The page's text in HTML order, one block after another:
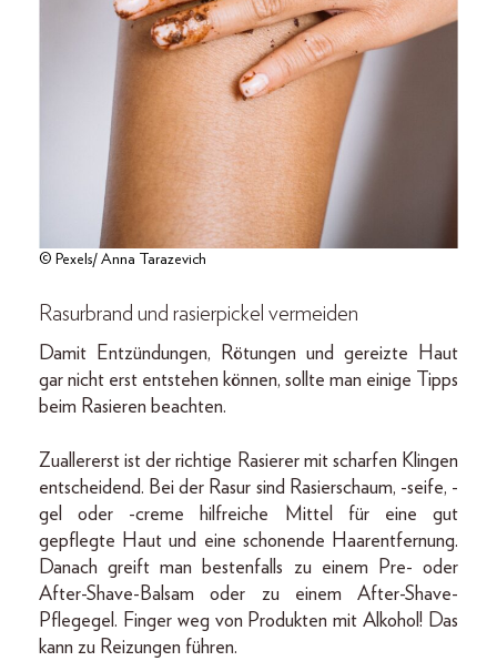
© Pexels/ Anna Tarazevich
Rasurbrand und rasierpickel vermeiden
Damit Entzündungen, Rötungen und gereizte Haut
gar nicht erst entstehen können, sollte man einige Tipps
beim Rasieren beachten.
Zuallererst ist der richtige Rasierer mit scharfen Klingen
entscheidend. Bei der Rasur sind Rasierschaum, -seife, -
gel oder -creme hilfreiche Mittel für eine gut
gepflegte Haut und eine schonende Haarentfernung.
Danach greift man bestenfalls zu einem Pre- oder
After-Shave-Balsam oder zu einem After-Shave-
Pflegegel. Finger weg von Produkten mit Alkohol! Das
kann zu Reizungen führen.